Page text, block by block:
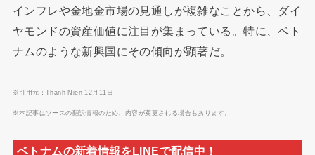
インフレや金地金市場の見通しが複雑なことから、ダイ
ヤモンドの資産価値に注目が集まっている。特に、ベト
ナムのような新興国にその傾向が顕著だ。
※引用元：Thanh Nien 12月11日
※本記事はソースの翻訳情報のため、内容が変更される場合もあります。